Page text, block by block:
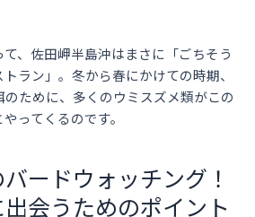
、佐田岬半島沖はまさに「ごちそう
ラン」。冬から春にかけての時期、
ために、多くのウミスズメ類がこの
ってくるのです。
ードウォッチング！
会うためのポイント